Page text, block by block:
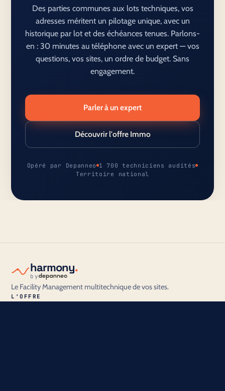
Des parties communes aux lots techniques, vos
adresses méritent un pilotage unique, avec un
historique par lot et des échéances tenues. Parlons-
en : 30 minutes au téléphone avec un expert — vos
questions, vos sites, un ordre de budget. Sans
engagement.
Parler à un expert
Découvrir l'offre Immo
Opéré par Depanneo 1 700 techniciens audités
Territoire national
harmony.
by
Le Facility Management multitechnique de vos sites.
L'OFFRE